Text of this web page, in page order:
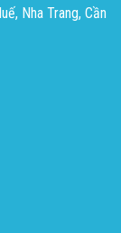
Nha Trang, Cần